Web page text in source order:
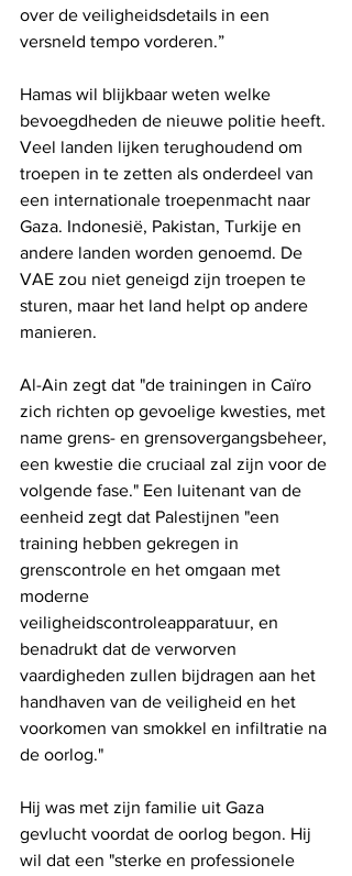
over de veiligheidsdetails in een
versneld tempo vorderen.”
Hamas wil blijkbaar weten welke
bevoegdheden de nieuwe politie heeft.
Veel landen lijken terughoudend om
troepen in te zetten als onderdeel van
een internationale troepenmacht naar
Gaza. Indonesië, Pakistan, Turkije en
andere landen worden genoemd. De
VAE zou niet geneigd zijn troepen te
sturen, maar het land helpt op andere
manieren.
Al-Ain zegt dat "de trainingen in Caïro
zich richten op gevoelige kwesties, met
name grens- en grensovergangsbeheer,
een kwestie die cruciaal zal zijn voor de
volgende fase." Een luitenant van de
eenheid zegt dat Palestijnen "een
training hebben gekregen in
grenscontrole en het omgaan met
moderne
veiligheidscontroleapparatuur, en
benadrukt dat de verworven
vaardigheden zullen bijdragen aan het
handhaven van de veiligheid en het
voorkomen van smokkel en infiltratie na
de oorlog."
Hij was met zijn familie uit Gaza
gevlucht voordat de oorlog begon. Hij
wil dat een "sterke en professionele